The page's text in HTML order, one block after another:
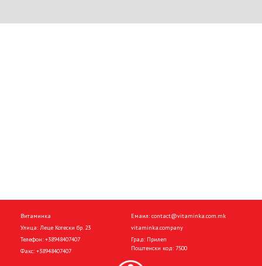
Витаминка
Улица: Леце Котески бр. 23
Телефон: +38948407407
Факс: +38948407407
Емаил: contact@vitaminka.com.mk
vitaminka.company
Град: Прилеп
Поштенски код: 7500